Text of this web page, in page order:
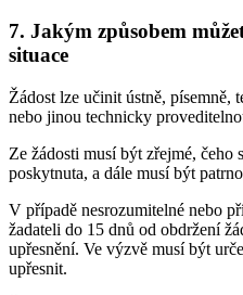
7. Jakým způsobem
situace
Žádost lze učinit ústně,
nebo jinou technicky
Ze žádosti musí být zřejmé, čeho
poskytnuta, a dále musí být
V případě nesrozumitelné nebo
žadateli do 15 dnů od obdržení
upřesnění. Ve výzvě musí být
upřesnit.